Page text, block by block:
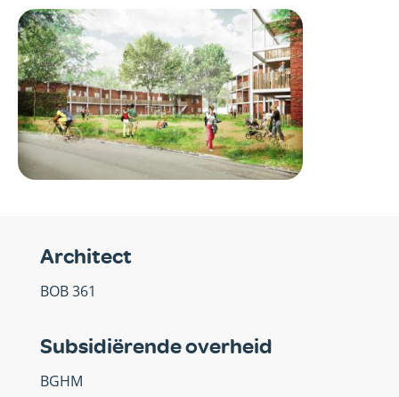
Afbeelding
Architect
BOB 361
Subsidiërende overheid
BGHM